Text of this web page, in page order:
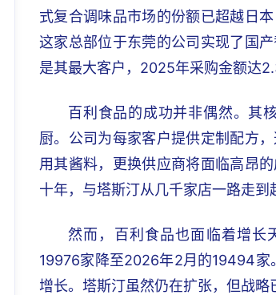
式复合调味品市场的份额已超越日
这家总部位于东莞的公司实现了国
是其最大客户，2025年采购金额达
百利食品的成功并非偶然。其
厨。公司为每家客户提供定制配方
用其酱料，更换供应商将面临高昂
十年，与塔斯汀从几千家店一路走到
然而，百利食品也面临着增长
19976家降至2026年2月的19494家
增长。塔斯汀虽然仍在扩张，但战略